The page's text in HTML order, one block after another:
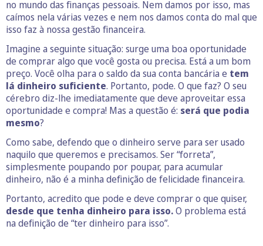
no mundo das finanças pessoais. Nem damos por isso, mas
caímos nela várias vezes e nem nos damos conta do mal que
isso faz à nossa gestão financeira.
Imagine a seguinte situação: surge uma boa oportunidade
de comprar algo que você gosta ou precisa. Está a um bom
preço. Você olha para o saldo da sua conta bancária e tem
lá dinheiro suficiente. Portanto, pode. O que faz? O seu
cérebro diz-lhe imediatamente que deve aproveitar essa
oportunidade e compra! Mas a questão é: será que podia
mesmo?
Como sabe, defendo que o dinheiro serve para ser usado
naquilo que queremos e precisamos. Ser “forreta”,
simplesmente poupando por poupar, para acumular
dinheiro, não é a minha definição de felicidade financeira.
Portanto, acredito que pode e deve comprar o que quiser,
desde que tenha dinheiro para isso.O problema está
na definição de “ter dinheiro para isso”.